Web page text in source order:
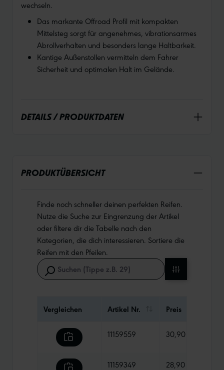
wechseln.
Das markante Offroad Profil mit kompakten
Mittelsteg sorgt für angenehmes, vibrationsarmes
Abrollverhalten und besonders lange Haltbarkeit.
Kantige Außenstollen vermitteln dem Fahrer
Sicherheit und optimalen Halt im Gelände.
DETAILS / PRODUKTDATEN
PRODUKTÜBERSICHT
Finde noch schneller deinen perfekten Reifen.
Nutze die Suche zur Eingrenzung der Artikel
oder filtere dir die Tabelle nach den
Kategorien, die dich interessieren. Sortiere die
Reifen mit den Pfeilen.
Vergleichen Artikel Nr. Preis
11159559 30,90 €
11159349 28,90 €